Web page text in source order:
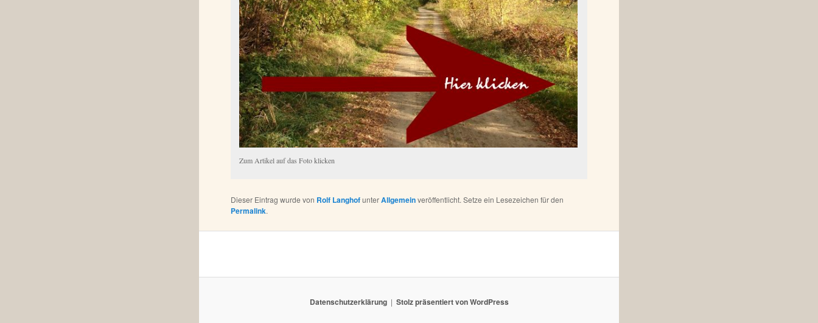
Zum Artikel auf das Foto klicken
Dieser Eintrag wurde von Rolf LanghofunterAllgemeinveröffentlicht. Setze ein Lesezeichen für den
Permalink.
Datenschutzerklärung Stolz präsentiert von WordPress